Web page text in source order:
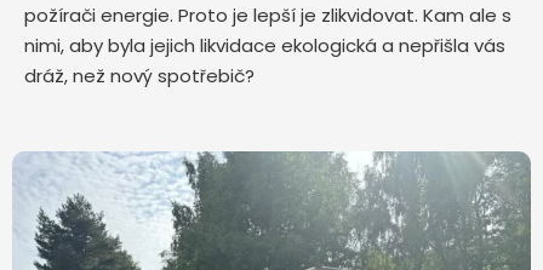
požírači energie. Proto je lepší je zlikvidovat. Kam ale s
nimi, aby byla jejich likvidace ekologická a nepřišla vás
dráž, než nový spotřebič?